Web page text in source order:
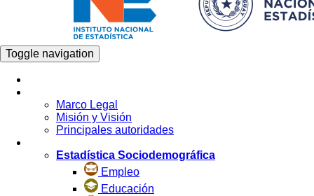
Toggle navigation
Marco Legal
Misión y Visión
Principales autoridades
Estadística Sociodemográfica
Empleo
Educación